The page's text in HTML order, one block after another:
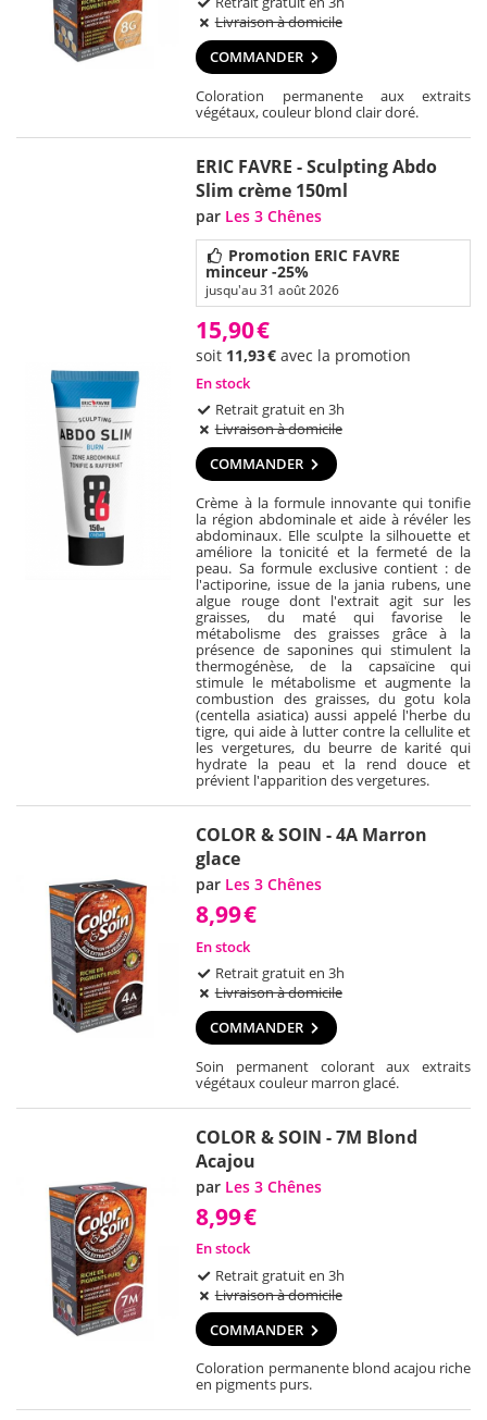
Livraison à domicile
COMMANDER
Coloration permanente aux extraits
végétaux, couleur blond clair doré.
ERIC FAVRE - Sculpting Abdo
Slim crème 150ml
par Les 3 Chênes
Promotion ERIC FAVRE
minceur -25%
jusqu'au 31 août 2026
15,90€
soit 11,93€ avec la promotion
En stock
Retrait gratuit en 3h
Livraison à domicile
COMMANDER
Crème à la formule innovante qui tonifie
la région abdominale et aide à révéler les
abdominaux. Elle sculpte la silhouette et
améliore la tonicité et la fermeté de la
peau. Sa formule exclusive contient : de
l'actiporine, issue de la jania rubens, une
algue rouge dont l'extrait agit sur les
graisses, du maté qui favorise le
métabolisme des graisses grâce à la
présence de saponines qui stimulent la
thermogénèse, de la capsaïcine qui
stimule le métabolisme et augmente la
combustion des graisses, du gotu kola
(centella asiatica) aussi appelé l'herbe du
tigre, qui aide à lutter contre la cellulite et
les vergetures, du beurre de karité qui
hydrate la peau et la rend douce et
prévient l'apparition des vergetures.
COLOR & SOIN - 4A Marron
glace
par Les 3 Chênes
8,99€
En stock
Retrait gratuit en 3h
Livraison à domicile
COMMANDER
Soin permanent colorant aux extraits
végétaux couleur marron glacé.
COLOR & SOIN - 7M Blond
Acajou
par Les 3 Chênes
8,99€
En stock
Retrait gratuit en 3h
Livraison à domicile
COMMANDER
Coloration permanente blond acajou riche
en pigments purs.